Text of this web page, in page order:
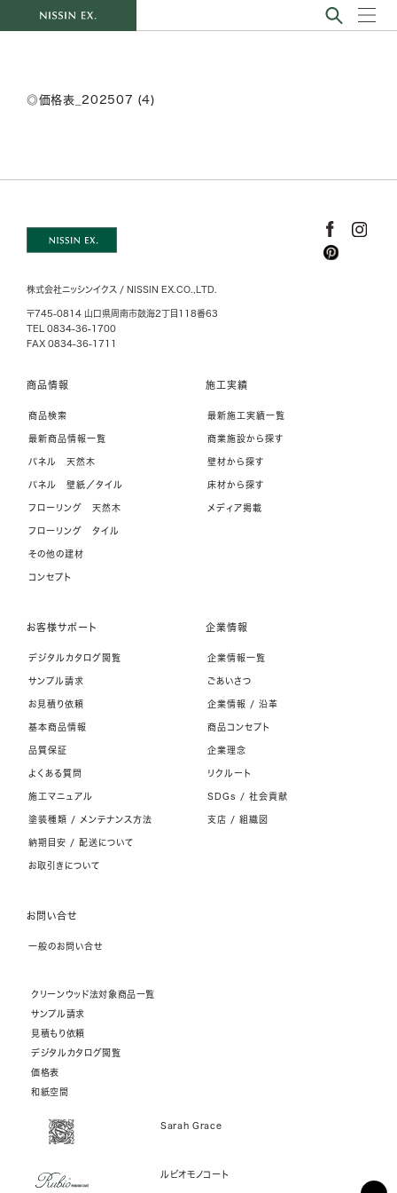
◎価格表_202507 (4)
株式会社ニッシンイクス / NISSIN EX.CO.,LTD.
〒745-0814 山口県周南市鼓海2丁目118番63
TEL 0834-36-1700
FAX 0834-36-1711
商品情報
商品検索
最新商品情報一覧
パネル 天然木
パネル 壁紙／タイル
フローリング 天然木
フローリング タイル
その他の建材
コンセプト
施工実績
最新施工実績一覧
商業施設から探す
壁材から探す
床材から探す
メディア掲載
お客様サポート
デジタルカタログ閲覧
サンプル請求
お見積り依頼
基本商品情報
品質保証
よくある質問
施工マニュアル
塗装種類 / メンテナンス方法
納期目安 / 配送について
お取引きについて
企業情報
企業情報一覧
ごあいさつ
企業情報 / 沿革
商品コンセプト
企業理念
リクルート
SDGs / 社会貢献
支店 / 組織図
お問い合せ
一般のお問い合せ
クリーンウッド法対象商品一覧
サンプル請求
見積もり依頼
デジタルカタログ閲覧
価格表
和紙空間
Sarah Grace
ルビオモノコート